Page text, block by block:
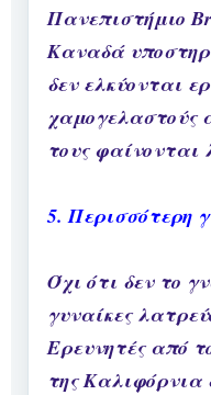
Πανεπιστήμιο
Καναδά
δεν ελκύονται
χαμογελαστούς
τους φαίνονται
5. Περισσότερη
Όχι ότι δεν το
γυναίκες
Ερευνητές από
της Καλιφόρνια